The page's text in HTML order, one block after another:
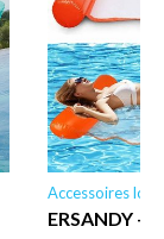
Accessoires
ERSANDY -